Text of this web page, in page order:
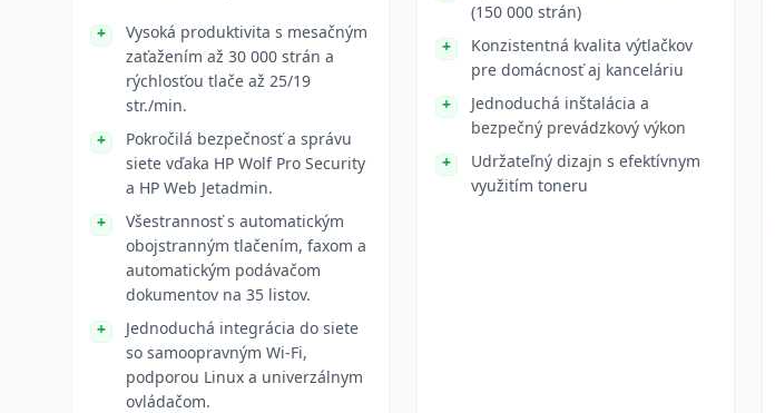
Vysoká produktivita s mesačným
zaťažením až 30 000 strán a
rýchlosťou tlače až 25/19
str./min.
Pokročilá bezpečnosť a správu
siete vďaka HP Wolf Pro Security
a HP Web Jetadmin.
Všestrannosť s automatickým
obojstranným tlačením, faxom a
automatickým podávačom
dokumentov na 35 listov.
Jednoduchá integrácia do siete
so samoopravným Wi-Fi,
podporou Linux a univerzálnym
ovládačom.
(150 000 strán)
Konzistentná kvalita výtlačkov
pre domácnosť aj kanceláriu
Jednoduchá inštalácia a
bezpečný prevádzkový výkon
Udržateľný dizajn s efektívnym
využitím toneru